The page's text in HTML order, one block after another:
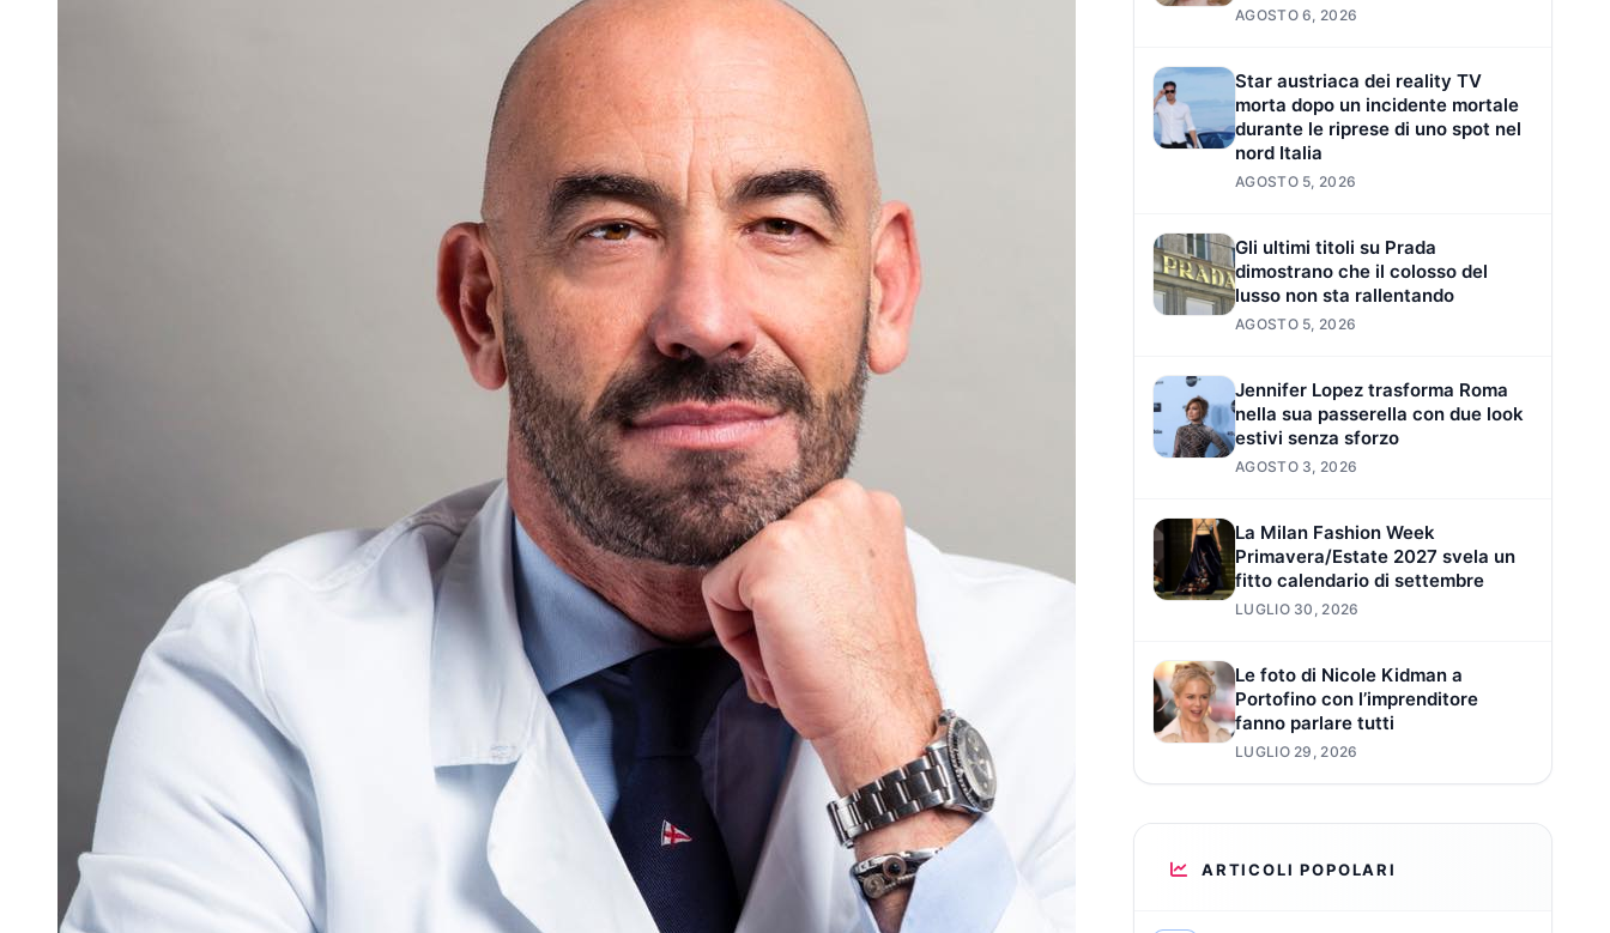
AGOSTO 6, 2026
Star austriaca dei reality TV
morta dopo un incidente mortale
durante le riprese di uno spot nel
nord Italia
AGOSTO 5, 2026
Gli ultimi titoli su Prada
dimostrano che il colosso del
lusso non sta rallentando
AGOSTO 5, 2026
Jennifer Lopez trasforma Roma
nella sua passerella con due look
estivi senza sforzo
AGOSTO 3, 2026
La Milan Fashion Week
Primavera/Estate 2027 svela un
fitto calendario di settembre
LUGLIO 30, 2026
Le foto di Nicole Kidman a
Portofino con l’imprenditore
fanno parlare tutti
LUGLIO 29, 2026
ARTICOLI POPOLARI